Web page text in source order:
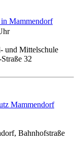
Mammendorf
und Mittelschule
32
Mammendorf
Bahnhofstraße